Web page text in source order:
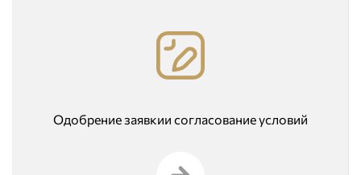
Одобрение заявкии согласование условий